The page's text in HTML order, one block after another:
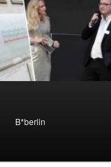
B*berlin